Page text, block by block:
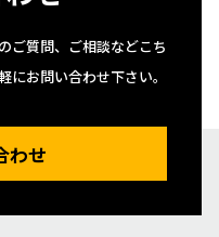
ご質問、ご相談などこち
にお問い合わせ下さい。
わせ